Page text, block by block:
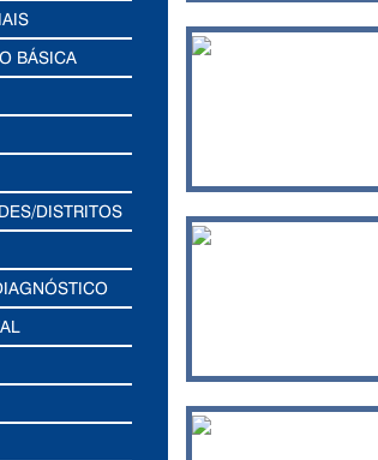
BÁSICA
DISTRITOS